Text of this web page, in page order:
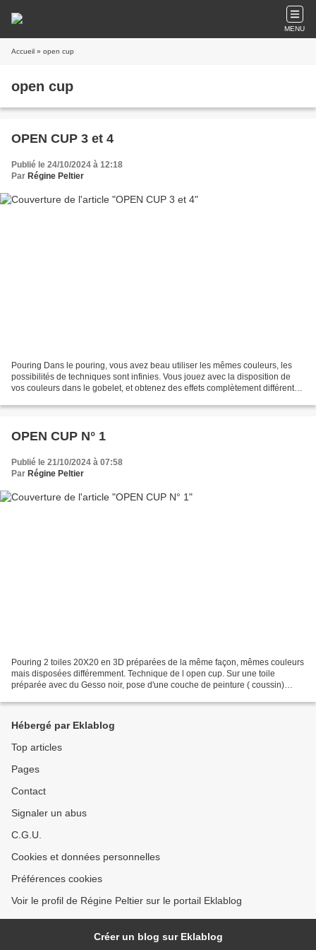
MENU
Accueil » open cup
open cup
OPEN CUP 3 et 4
Publié le 24/10/2024 à 12:18
Par Régine Peltier
Pouring Dans le pouring, vous avez beau utiliser les mêmes couleurs, les
possibilités de techniques sont infinies. Vous jouez avec la disposition de
vos couleurs dans le gobelet, et obtenez des effets complètement différents.
OPEN CUP N° 1
Publié le 21/10/2024 à 07:58
Par Régine Peltier
Pouring 2 toiles 20X20 en 3D préparées de la même façon, mêmes couleurs
mais disposées différemment. Technique de l open cup. Sur une toile
préparée avec du Gesso noir, pose d'une couche de peinture ( coussin)
Hébergé par Eklablog
Top articles
Pages
Contact
Signaler un abus
C.G.U.
Cookies et données personnelles
Préférences cookies
Voir le profil de Régine Peltier sur le portail Eklablog
Créer un blog sur Eklablog